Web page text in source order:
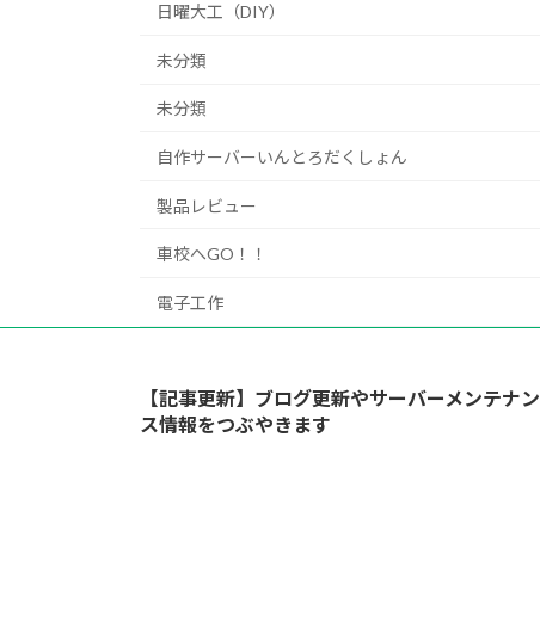
日曜大工（DIY）
未分類
未分類
自作サーバーいんとろだくしょん
製品レビュー
車校へGO！！
電子工作
【記事更新】ブログ更新やサーバーメンテナン
ス情報をつぶやきます